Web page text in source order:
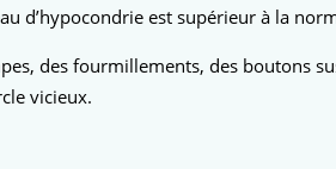
d’hypocondrie est supérieur à la
des fourmillements, des boutons
vicieux.